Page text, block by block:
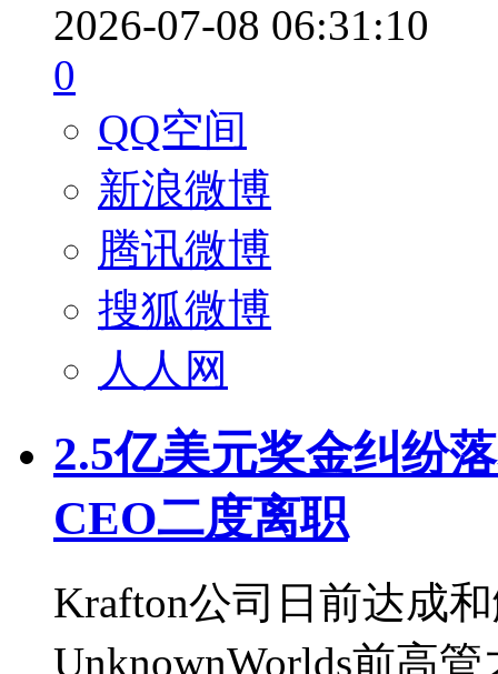
2026-07-08 06:31:10
0
QQ空间
新浪微博
腾讯微博
搜狐微博
人人网
2.5亿美元奖金纠纷
CEO二度离职
Krafton公司日前达成
UnknownWorlds前高